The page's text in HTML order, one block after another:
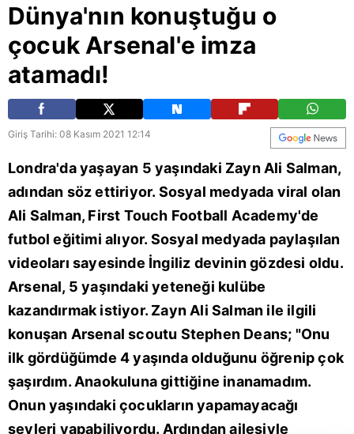
Dünya'nın konuştuğu o
çocuk Arsenal'e imza
atamadı!
Giriş Tarihi: 08 Kasım 2021 12:14
Londra'da yaşayan 5 yaşındaki Zayn Ali Salman,
adından söz ettiriyor. Sosyal medyada viral olan
Ali Salman, First Touch Football Academy'de
futbol eğitimi alıyor. Sosyal medyada paylaşılan
videoları sayesinde İngiliz devinin gözdesi oldu.
Arsenal, 5 yaşındaki yeteneği kulübe
kazandırmak istiyor. Zayn Ali Salman ile ilgili
konuşan Arsenal scoutu Stephen Deans; "Onu
ilk gördüğümde 4 yaşında olduğunu öğrenip çok
şaşırdım. Anaokuluna gittiğine inanamadım.
Onun yaşındaki çocukların yapamayacağı
şeyleri yapabiliyordu. Ardından ailesiyle